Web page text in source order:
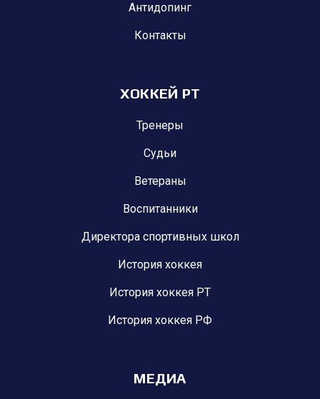
Антидопинг
Контакты
ХОККЕЙ РТ
Тренеры
Судьи
Ветераны
Воспитанники
Директора спортивных школ
История хоккея
История хоккея РТ
История хоккея РФ
МЕДИА